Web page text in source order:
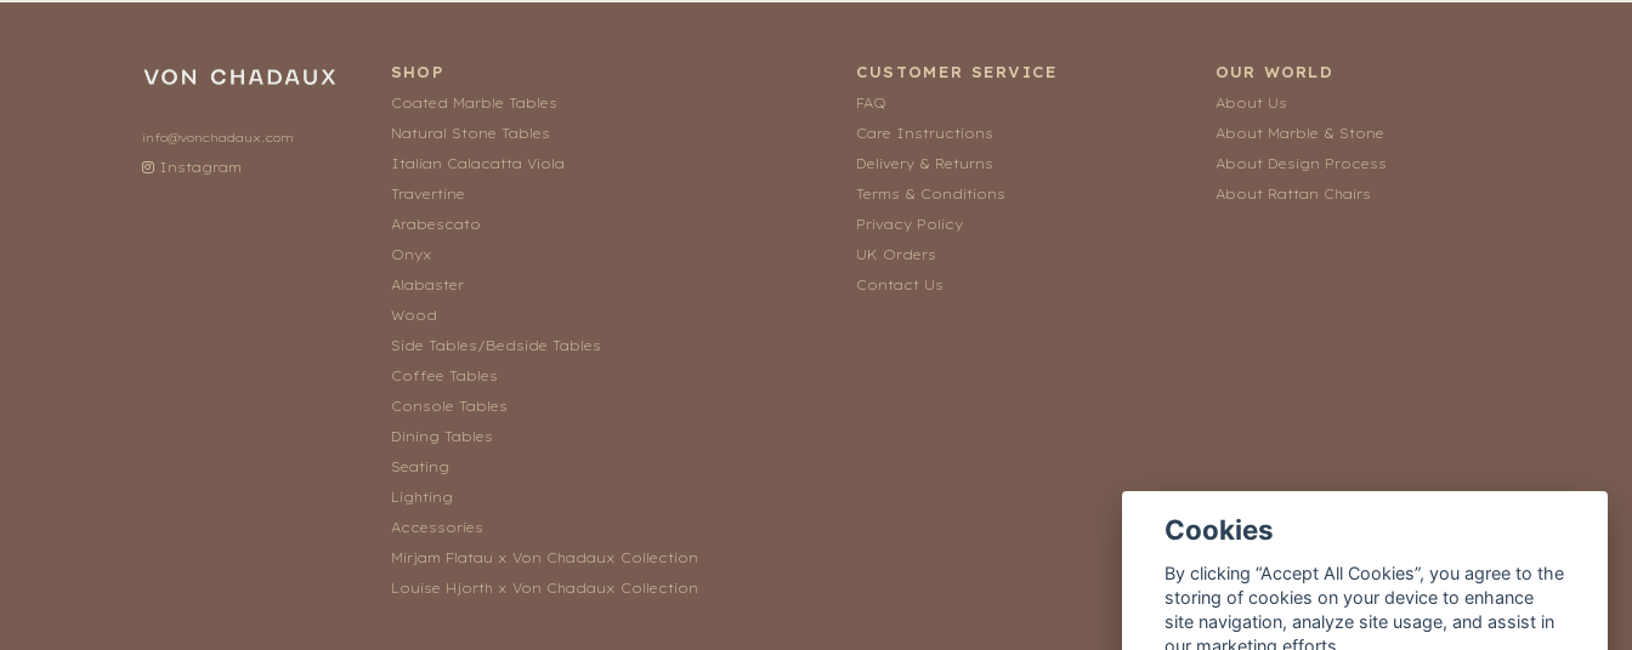
info@vonchadaux.com
Instagram
SHOP
Coated Marble Tables
Natural Stone Tables
Italian Calacatta Viola
Travertine
Arabescato
Onyx
Alabaster
Wood
Side Tables/Bedside Tables
Coffee Tables
Console Tables
Dining Tables
Seating
Lighting
Accessories
Mirjam Flatau x Von Chadaux Collection
Louise Hjorth x Von Chadaux Collection
CUSTOMER SERVICE
FAQ
Care Instructions
Delivery & Returns
Terms & Conditions
Privacy Policy
UK Orders
Contact Us
OUR WORLD
About Us
About Marble & Stone
About Design Process
About Rattan Chairs
Cookies
By clicking “Accept All Cookies”, you agree to the
storing of cookies on your device to enhance
site navigation, analyze site usage, and assist in